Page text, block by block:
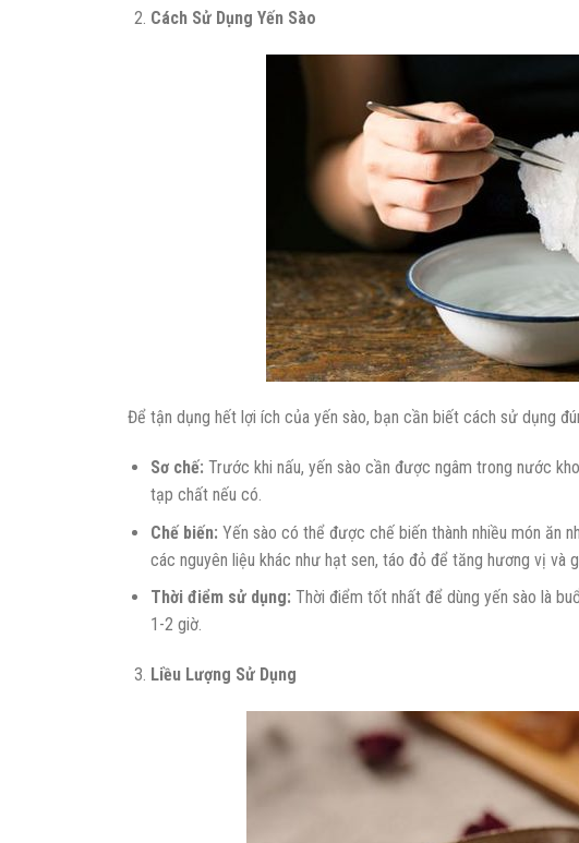
Cách Sử Dụng Yến Sào
Để tận dụng hết lợi ích của yến sào, bạn cần biết cách sử dụng
Sơ chế: Trước khi nấu, yến sào cần được ngâm trong nước
tạp chất nếu có.
Chế biến: Yến sào có thể được chế biến thành nhiều món ăn
các nguyên liệu khác như hạt sen, táo đỏ để tăng hương vị và
Thời điểm sử dụng: Thời điểm tốt nhất để dùng yến sào là
1-2 giờ.
Liều Lượng Sử Dụng